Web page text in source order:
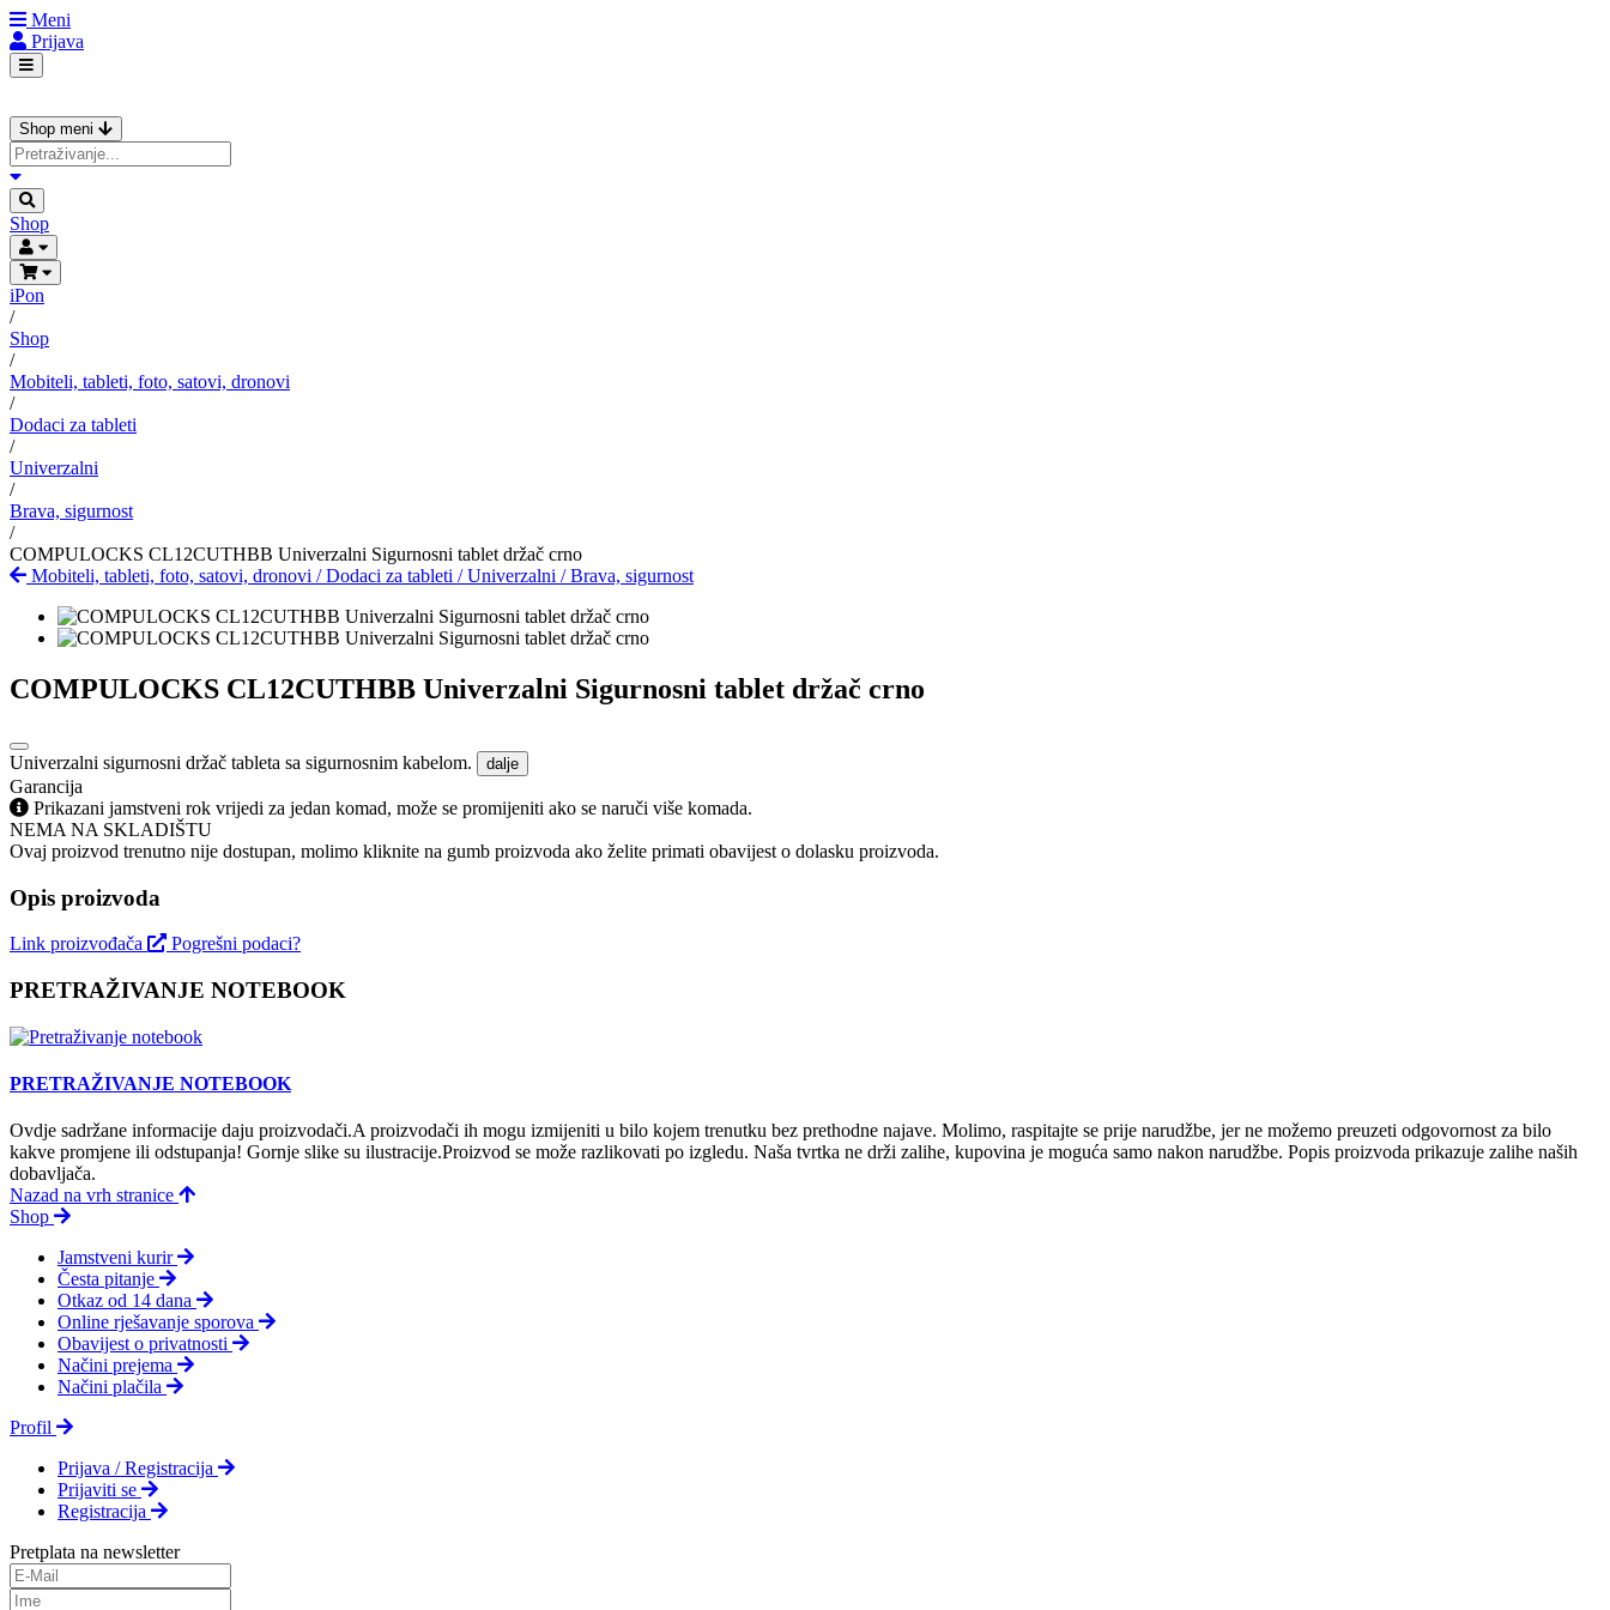
Meni
Prijava
Shop meni
Shop
iPon
/
Shop
/
Mobiteli, tableti, foto, satovi, dronovi
/
Dodaci za tableti
/
Univerzalni
/
Brava, sigurnost
/
COMPULOCKS CL12CUTHBB Univerzalni Sigurnosni tablet držač crno
Mobiteli, tableti, foto, satovi, dronovi /Dodaci za tableti /Univerzalni /Brava, sigurnost
COMPULOCKS CL12CUTHBB Univerzalni Sigurnosni tablet držač crno
Univerzalni sigurnosni držač tableta sa sigurnosnim kabelom. dalje
Garancija
Prikazani jamstveni rok vrijedi za jedan komad, može se promijeniti ako se naruči više komada.
NEMA NA SKLADIŠTU
Ovaj proizvod trenutno nije dostupan, molimo kliknite na gumb proizvoda ako želite primati obavijest o dolasku proizvoda.
Opis proizvoda
Link proizvođača Pogrešni podaci?
PRETRAŽIVANJE NOTEBOOK
PRETRAŽIVANJE NOTEBOOK
Ovdje sadržane informacije daju proizvodači.A proizvodači ih mogu izmijeniti u bilo kojem trenutku bez prethodne najave. Molimo, raspitajte se prije narudžbe, jer ne možemo preuzeti odgovornost za bilo
kakve promjene ili odstupanja! Gornje slike su ilustracije.Proizvod se može razlikovati po izgledu. Naša tvrtka ne drži zalihe, kupovina je moguća samo nakon narudžbe. Popis proizvoda prikazuje zalihe naših
dobavljača.
Nazad na vrh stranice
Shop
Jamstveni kurir
Česta pitanje
Otkaz od 14 dana
Online rješavanje sporova
Obavijest o privatnosti
Načini prejema
Načini plačila
Profil
Prijava / Registracija
Prijaviti se
Registracija
Pretplata na newsletter